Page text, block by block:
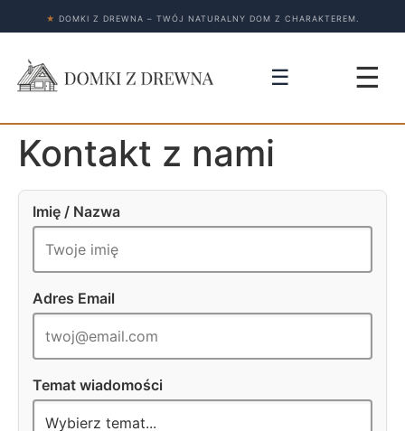
★ DOMKI Z DREWNA – TWÓJ NATURALNY DOM Z CHARAKTEREM.
☰ ☰
Kontakt z nami
Imię / Nazwa
Adres Email
Temat wiadomości